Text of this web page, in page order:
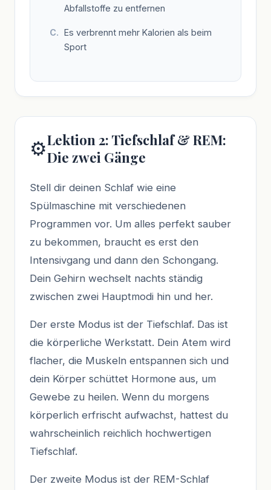
Abfallstoffe zu entfernen
Es verbrennt mehr Kalorien als beim
Sport
⚙️Lektion 2: Tiefschlaf & REM:
Die zwei Gänge
Stell dir deinen Schlaf wie eine
Spülmaschine mit verschiedenen
Programmen vor. Um alles perfekt sauber
zu bekommen, braucht es erst den
Intensivgang und dann den Schongang.
Dein Gehirn wechselt nachts ständig
zwischen zwei Hauptmodi hin und her.
Der erste Modus ist der Tiefschlaf. Das ist
die körperliche Werkstatt. Dein Atem wird
flacher, die Muskeln entspannen sich und
dein Körper schüttet Hormone aus, um
Gewebe zu heilen. Wenn du morgens
körperlich erfrischt aufwachst, hattest du
wahrscheinlich reichlich hochwertigen
Tiefschlaf.
Der zweite Modus ist der REM-Schlaf